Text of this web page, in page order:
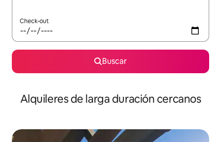
Check-out
Buscar
Alquileres de larga duración cercanos